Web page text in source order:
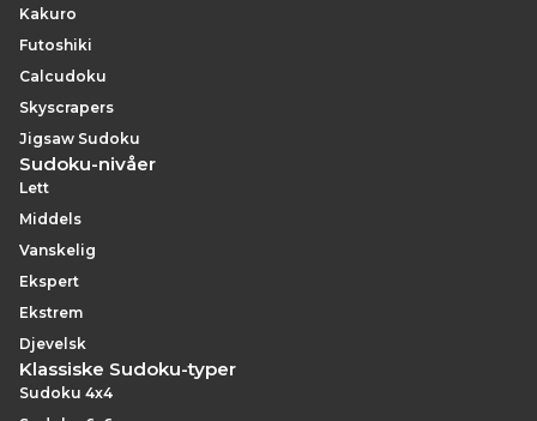
Kakuro
Futoshiki
Calcudoku
Skyscrapers
Jigsaw Sudoku
Sudoku-nivåer
Lett
Middels
Vanskelig
Ekspert
Ekstrem
Djevelsk
Klassiske Sudoku-typer
Sudoku 4x4